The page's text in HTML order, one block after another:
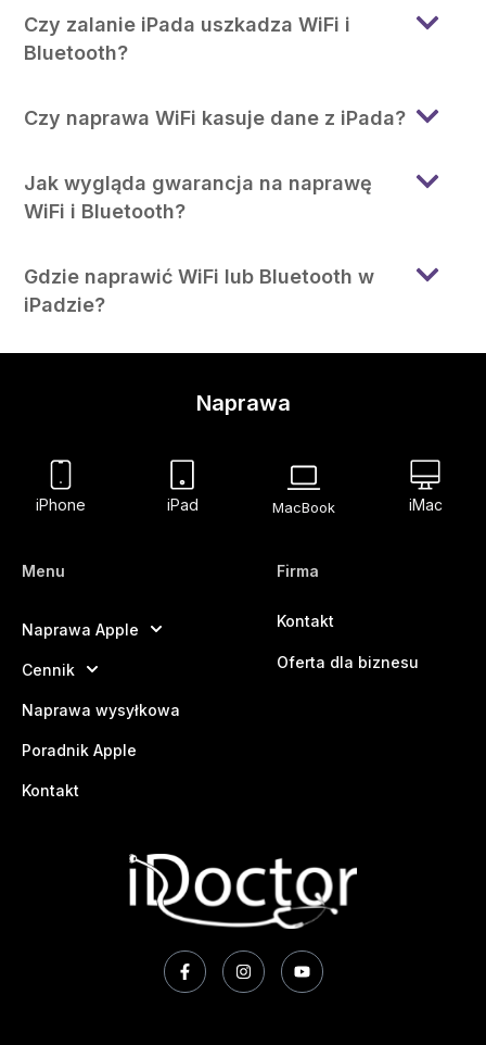
Czy zalanie iPada uszkadza WiFi i
Bluetooth?
Czy naprawa WiFi kasuje dane z iPada?
Jak wygląda gwarancja na naprawę
WiFi i Bluetooth?
Gdzie naprawić WiFi lub Bluetooth w
iPadzie?
Naprawa
iPhone iPad MacBook iMac
Menu
Naprawa Apple
Cennik
Naprawa wysyłkowa
Poradnik Apple
Kontakt
Firma
Kontakt
Oferta dla biznesu